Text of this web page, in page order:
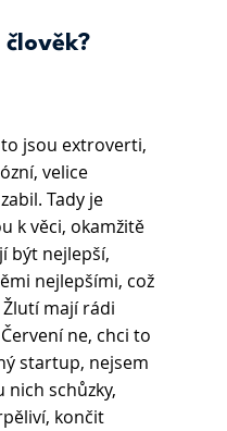
člověk?
jsou extroverti,
velice
Tady je
k věci, okamžitě
být nejlepší,
nejlepšími, což
Žlutí mají rádi
ne, chci to
startup, nejsem
schůzky,
končit